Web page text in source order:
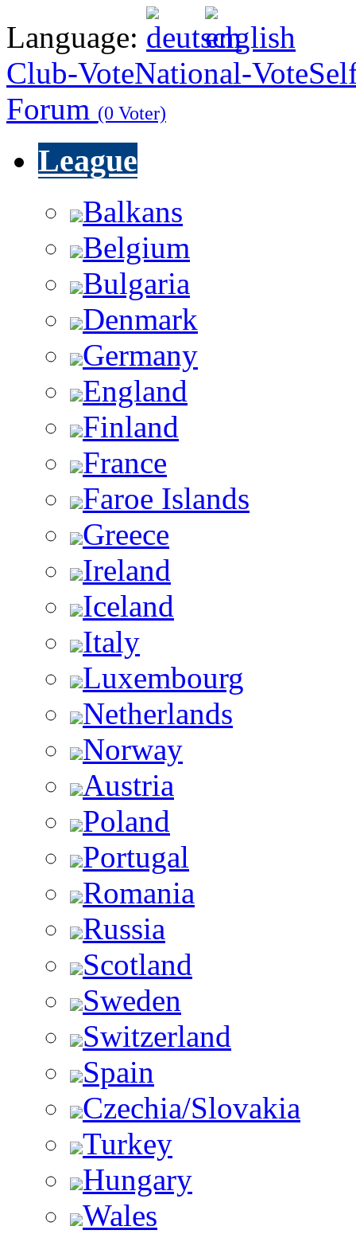
Language:
Club-VoteNational-Vote
Forum (0 Voter)
League
Balkans
Belgium
Bulgaria
Denmark
Germany
England
Finland
France
Faroe Islands
Greece
Ireland
Iceland
Italy
Luxembourg
Netherlands
Norway
Austria
Poland
Portugal
Romania
Russia
Scotland
Sweden
Switzerland
Spain
Czechia/Slovakia
Turkey
Hungary
Wales